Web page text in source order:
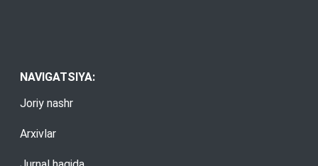
NAVIGATSIYA:
Joriy nashr
Arxivlar